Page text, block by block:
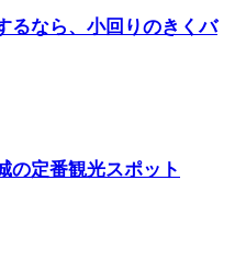
るなら、小回りのきくバ
の定番観光スポット